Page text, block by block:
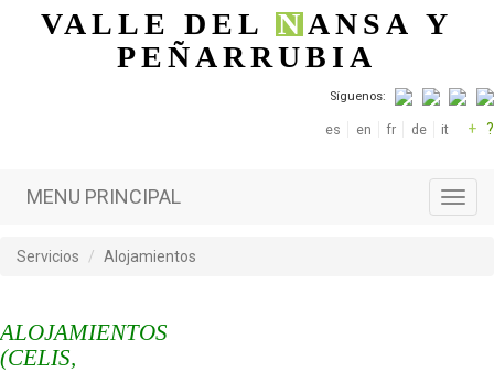
Pasar al contenido principal
VALLE DELNANSA Y
PEÑARRUBIA
Síguenos:
es en fr de it + ?
MENU PRINCIPAL
Servicios Alojamientos
ALOJAMIENTOS
(CELIS,